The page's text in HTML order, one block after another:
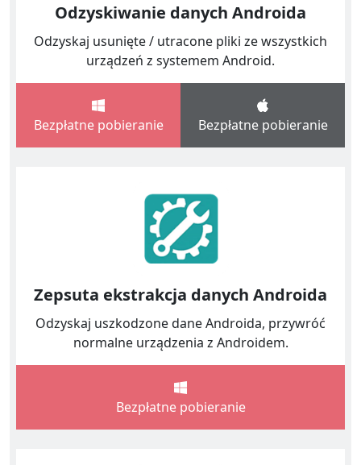
Odzyskiwanie danych Androida
Odzyskaj usunięte / utracone pliki ze wszystkich
urządzeń z systemem Android.
Bezpłatne pobieranie Bezpłatne pobieranie
Zepsuta ekstrakcja danych Androida
Odzyskaj uszkodzone dane Androida, przywróć
normalne urządzenia z Androidem.
Bezpłatne pobieranie